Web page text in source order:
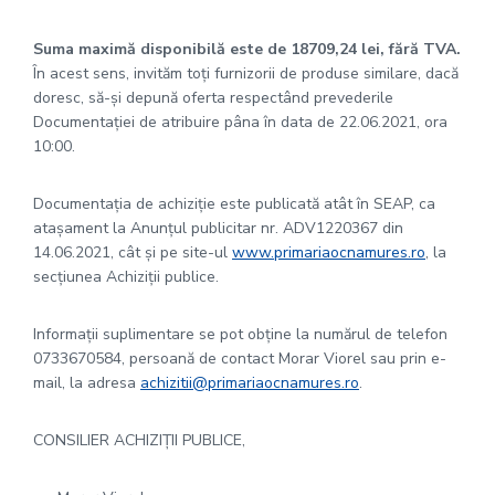
Suma maximă disponibilă este de 18709,24 lei, fără TVA.
În acest sens, invităm toţi furnizorii de produse similare, dacă
doresc, să-şi depună oferta respectând prevederile
Documentației de atribuire pâna în data de 22.06.2021, ora
10:00.
Documentația de achiziție este publicată atât în SEAP, ca
atașament la Anunțul publicitar nr. ADV1220367 din
14.06.2021, cât și pe site-ul www.primariaocnamures.ro, la
secțiunea Achiziții publice.
Informaţii suplimentare se pot obţine la numărul de telefon
0733670584, persoană de contact Morar Viorel sau prin e-
mail, la adresa achizitii@primariaocnamures.ro.
CONSILIER ACHIZIŢII PUBLICE,